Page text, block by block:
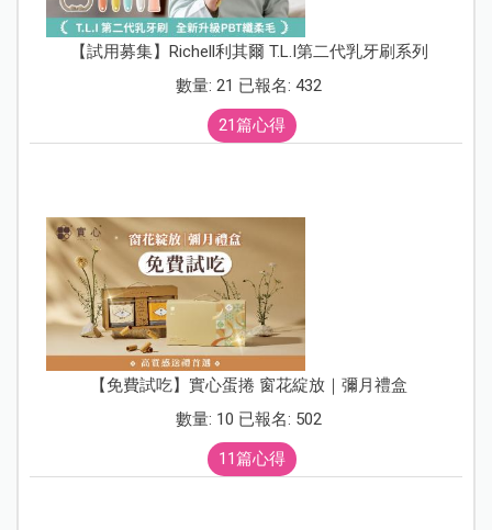
【試用募集】Richell利其爾 T.L.I第二代乳牙刷系列
數量: 21 已報名: 432
21篇心得
【免費試吃】實心蛋捲 窗花綻放｜彌月禮盒
數量: 10 已報名: 502
11篇心得